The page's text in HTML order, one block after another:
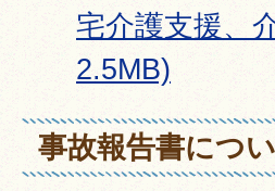
宅介護支援、
2.5MB)
事故報告書につ